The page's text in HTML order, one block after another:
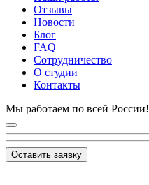
Отзывы
Новости
Блог
FAQ
Сотрудничество
О студии
Контакты
Мы работаем по всей России!
Оставить заявку